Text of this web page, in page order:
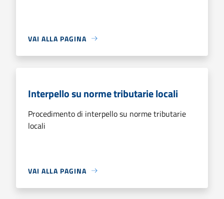
VAI ALLA PAGINA
Interpello su norme tributarie locali
Procedimento di interpello su norme tributarie
locali
VAI ALLA PAGINA